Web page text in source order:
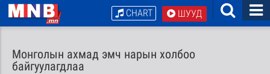
ШУУД
CHART
Монголын ахмад эмч нарын холбоо
байгуулагдлаа